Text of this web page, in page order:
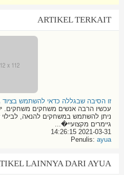
ARTIKEL TERKAIT
זו הסיבה שבגללה כדאי להשתמש בציוד
עכשיו הרבה אנשים משחקים משחקים.
ניתן להשתמש במשחקים להנאה, לבילוי
גיימרים מקצועיי�...
2021-03-31 14:26:15
Penulis: ayua
LAINNYA DARI AYUA